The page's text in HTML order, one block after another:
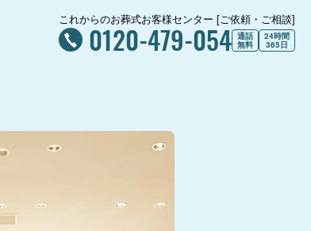
これからのお葬式お客様センター [ご依頼・ご相談]
0120-479-054 通話
無料
24時間
365日